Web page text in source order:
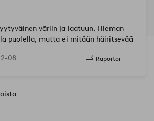
väriin ja laatuun. Hieman
puolella, mutta ei mitään häiritsevää
08 Raportoi